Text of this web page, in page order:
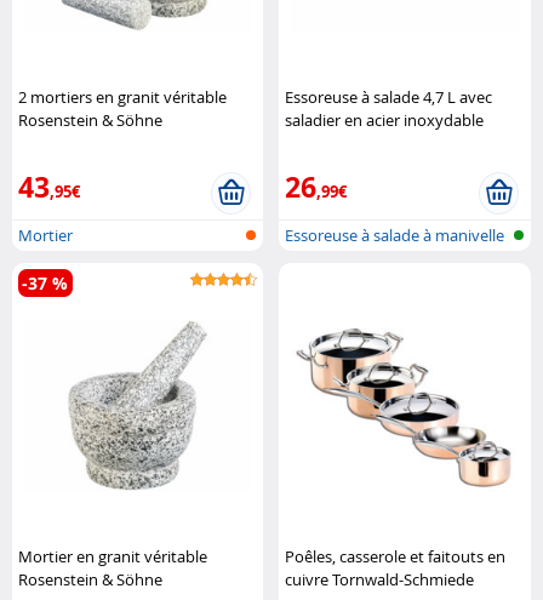
2 mortiers en granit véritable
Rosenstein & Söhne
43,95€
Mortier
Essoreuse à salade 4,7 L avec
saladier en acier inoxydable
26,99€
Essoreuse à salade à manivelle
Mortier en granit véritable
Rosenstein & Söhne
-37 %
Poêles, casserole et faitouts en
cuivre Tornwald-Schmiede